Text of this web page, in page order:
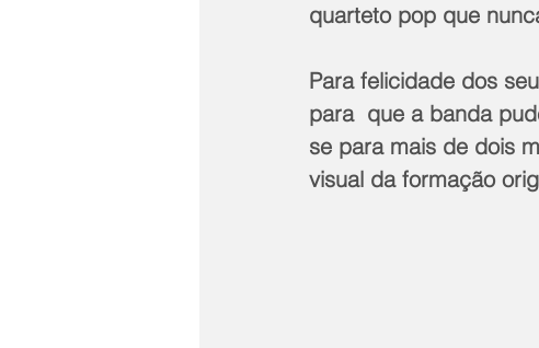
quarteto pop que
Para felicidade dos
para  que a banda
se para mais de dois
visual da formação